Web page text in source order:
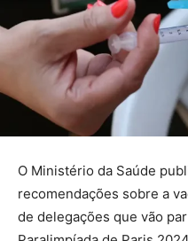
O Ministério da Saúde
recomendações sobre a
de delegações que vão